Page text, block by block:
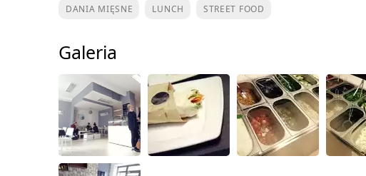
DANIA MIĘSNE LUNCH STREET FOOD
Galeria